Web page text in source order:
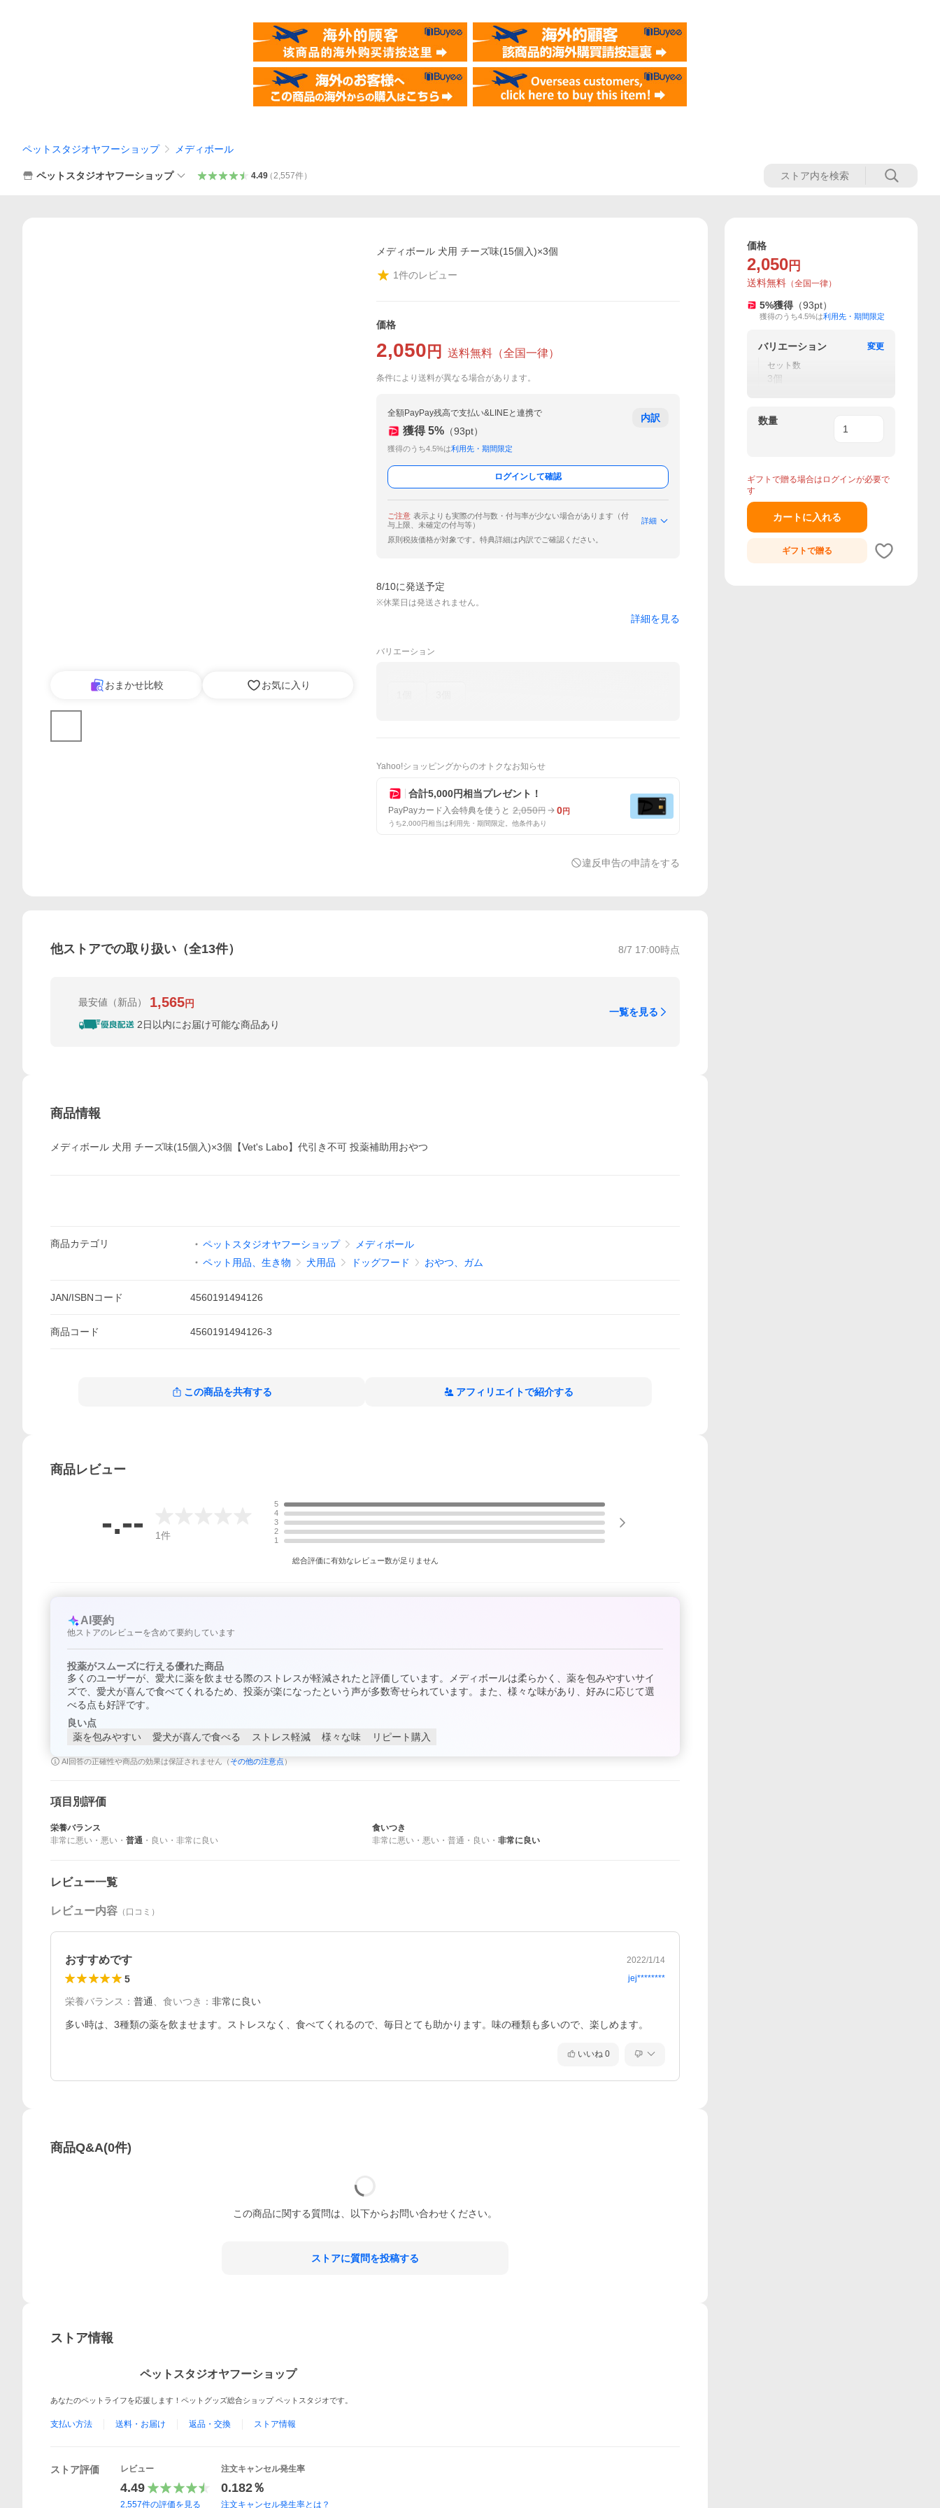
ペットスタジオヤフーショップ メディボール
ペットスタジオヤフーショップ 4.49（2,557件）
おまかせ比較 お気に入り
メディボール 犬用 チーズ味(15個入)×3個
1件のレビュー
価格
2,050 円 送料無料 （全国一律）
条件により送料が異なる場合があります。
全額PayPay残高で支払い&LINEと連携で
獲得 5% （93pt）
獲得のうち4.5%は利用先・期間限定
内訳
ログインして確認
ご注意 表示よりも実際の付与数・付与率が少ない場合があります（付
与上限、未確定の付与等）
詳細
原則税抜価格が対象です。特典詳細は内訳でご確認ください。
8/10に発送予定
※休業日は発送されません。
詳細を見る
バリエーション
Yahoo!ショッピングからのオトクなお知らせ
合計5,000円相当プレゼント！
PayPayカード入会特典を使うと 2,050円 0円
うち2,000円相当は利用先・期間限定。他条件あり
違反申告の申請をする
他ストアでの取り扱い（全13件） 8/7 17:00時点
最安値 （新品） 1,565円
2日以内にお届け可能な商品あり
一覧を見る
商品情報
メディボール 犬用 チーズ味(15個入)×3個【Vet's Labo】代引き不可 投薬補助用おやつ
商品カテゴリ ペットスタジオヤフーショップ
メディボール
ペット用品、生き物
犬用品 ドッグフード おやつ、ガム
JAN/ISBNコード 4560191494126
商品コード 4560191494126-3
この商品を共有する アフィリエイトで紹介する
商品レビュー
-.-- 1件
5
4
3
2
1
総合評価に有効なレビュー数が足りません
AI要約
他ストアのレビューを含めて要約しています
投薬がスムーズに行える優れた商品
多くのユーザーが、愛犬に薬を飲ませる際のストレスが軽減されたと評価しています。メディボールは柔らかく、薬を包みやすいサイ
ズで、愛犬が喜んで食べてくれるため、投薬が楽になったという声が多数寄せられています。また、様々な味があり、好みに応じて選
べる点も好評です。
良い点
薬を包みやすい
愛犬が喜んで食べる ストレス軽減 様々な味 リピート購入
AI回答の正確性や商品の効果は保証されません（ その他の注意点 ）
項目別評価
栄養バランス
非常に悪い ・ 悪い ・ 普通 ・ 良い ・ 非常に良い
食いつき
非常に悪い ・ 悪い ・ 普通 ・ 良い ・ 非常に良い
レビュー一覧
レビュー内容 （口コミ）
おすすめです 2022/1/14
5 jej********
栄養バランス ： 普通 食いつき ： 非常に良い
多い時は、3種類の薬を飲ませます。ストレスなく、食べてくれるので、毎日とても助かります。味の種類も多いので、楽しめます。
いいね 0
商品Q&A(0件)
この商品に関する質問は、以下からお問い合わせください。
ストアに質問を投稿する
ストア情報
ペットスタジオヤフーショップ
あなたのペットライフを応援します！ペットグッズ総合ショップ ペットスタジオです。
支払い方法 送料・お届け 返品・交換 ストア情報
ストア評価 レビュー
4.49
2,557件の評価を見る
注文キャンセル発生率
0.182％
注文キャンセル発生率とは？
価格
2,050 円
送料無料 （全国一律）
5%獲得 （93pt）
獲得のうち4.5%は利用先・期間限定
バリエーション
変更
セット数
3個
数量
ギフトで贈る場合はログインが必要で
す
カートに入れる
ギフトで贈る